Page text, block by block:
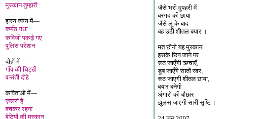
मुस्कान तुम्हारी
हास्य व्यंग्य में—
कर्मठ गधा
कविजी पकड़े गए
पुलिस परेशान
दोहों में—
गाँव की चिट्ठी
वासंती दोहे
कविताओं में—
ज़रूरी है
बचकर रहना
बेटियों की मुस्कान
जैसे भरी दुपहरी में
बरगद की छाया
जैसे लू के बाद
बह उठी शीतल बयार ।
मत छीनो यह मुस्कान
इसके छिन जाने पर
रूठ जाएँगी ऋचाएँ,
डूब जाएँगे सातों स्वर,
रूठ जाएगी शीतल छाया,
बयार बनेगी
अंगारों की बौछार
झुलस जाएगी सारी सृष्टि ।